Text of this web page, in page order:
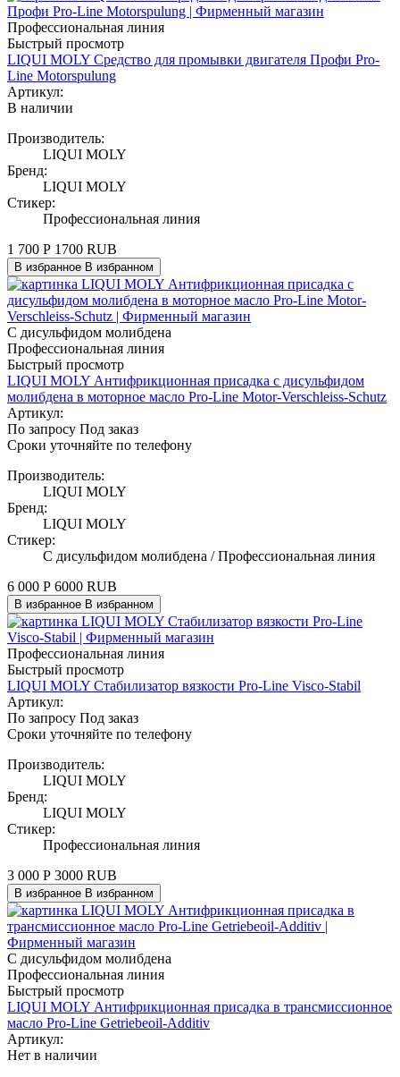
Профессиональная линия
Быстрый просмотр
LIQUI MOLY Средство для промывки двигателя Профи Pro-
Line Motorspulung
Артикул:
В наличии
Производитель:
LIQUI MOLY
Бренд:
LIQUI MOLY
Стикер:
Профессиональная линия
1 700 Р 1700 RUB
В избранное В избранном
C дисульфидом молибдена
Профессиональная линия
Быстрый просмотр
LIQUI MOLY Антифрикционная присадка с дисульфидом
молибдена в моторное масло Pro-Line Motor-Verschleiss-Schutz
Артикул:
По запросу Под заказ
Сроки уточняйте по телефону
Производитель:
LIQUI MOLY
Бренд:
LIQUI MOLY
Стикер:
C дисульфидом молибдена / Профессиональная линия
6 000 Р 6000 RUB
В избранное В избранном
Профессиональная линия
Быстрый просмотр
LIQUI MOLY Стабилизатор вязкости Pro-Line Visco-Stabil
Артикул:
По запросу Под заказ
Сроки уточняйте по телефону
Производитель:
LIQUI MOLY
Бренд:
LIQUI MOLY
Стикер:
Профессиональная линия
3 000 Р 3000 RUB
В избранное В избранном
C дисульфидом молибдена
Профессиональная линия
Быстрый просмотр
LIQUI MOLY Антифрикционная присадка в трансмиссионное
масло Pro-Line Getriebeoil-Additiv
Артикул:
Нет в наличии